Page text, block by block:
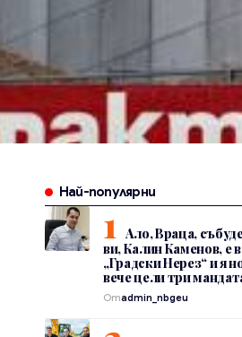
Най-популярни
Ало, Враца,
ви, Калин Каменов, е
„Градски Нерез“ и я
вече цели три
Отadmin_nbgeu